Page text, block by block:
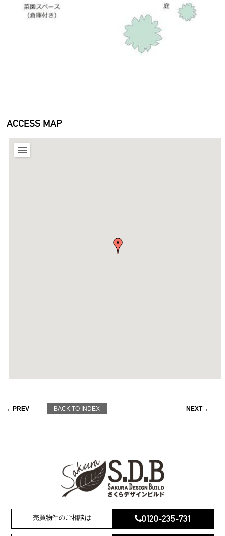
ACCESS MAP
←PREV BACK TO INDEX NEXT→
売買物件のご相談は 0120-235-731